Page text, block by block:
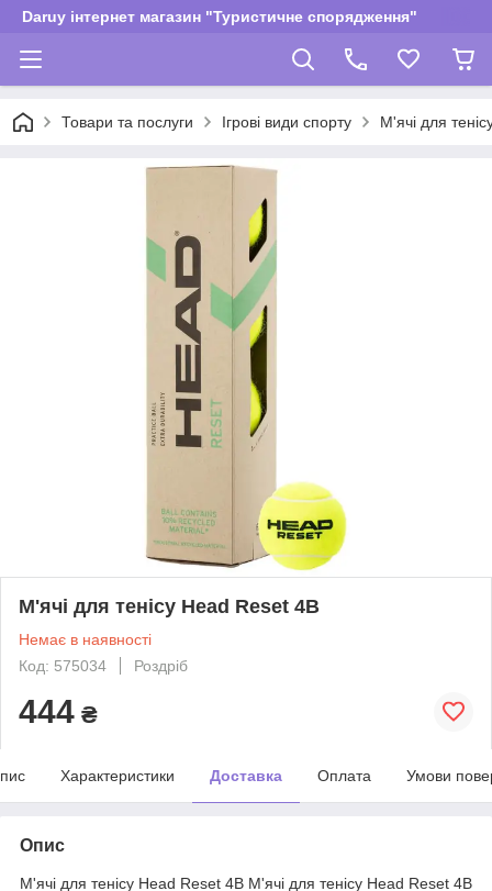
Daruy інтернет магазин "Туристичне спорядження"
Товари та послуги Ігрові види спорту М'ячі для
М'ячі для тенісу Head Reset 4B
Немає в наявності
Код: 575034
Роздріб
444 ₴
Характеристики Доставка Оплата Умови
Опис
М'ячі для тенісу Head Reset 4B М'ячі для тенісу Head Reset 4B